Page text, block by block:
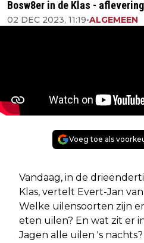
Bosw8er in de Klas -
02 DEC 2023, 11:19•ALGEMEEN
Voeg toe als
Vandaag, in de
Klas, vertelt Evert-Jan
Welke uilensoorten zijn
eten uilen? En wat zit er
Jagen alle uilen 's